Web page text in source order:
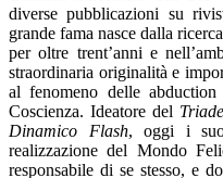
diverse pubblicazioni su
grande fama nasce dalla
per oltre trent’anni e
straordinaria originalità e
al fenomeno delle
Coscienza. Ideatore del
Dinamico Flash, oggi i
realizzazione del Mondo
responsabile di se stesso, e